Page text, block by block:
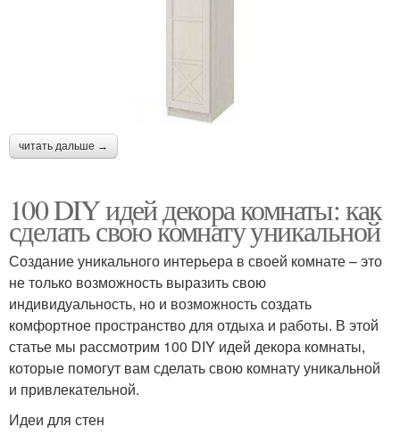
читать дальше →
100 DIY идей декора комнаты: как
сделать свою комнату уникальной
Создание уникального интерьера в своей комнате – это
не только возможность выразить свою
индивидуальность, но и возможность создать
комфортное пространство для отдыха и работы. В этой
статье мы рассмотрим 100 DIY идей декора комнаты,
которые помогут вам сделать свою комнату уникальной
и привлекательной.
Идеи для стен